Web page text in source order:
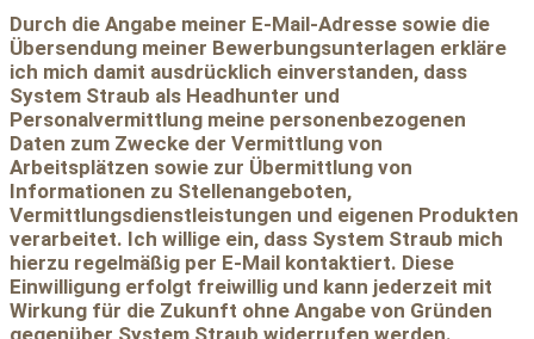
Durch die Angabe meiner E-Mail-Adresse sowie die
Übersendung meiner Bewerbungsunterlagen erkläre
ich mich damit ausdrücklich einverstanden, dass
System Straub als Headhunter und
Personalvermittlung meine personenbezogenen
Daten zum Zwecke der Vermittlung von
Arbeitsplätzen sowie zur Übermittlung von
Informationen zu Stellenangeboten,
Vermittlungsdienstleistungen und eigenen Produkten
verarbeitet. Ich willige ein, dass System Straub mich
hierzu regelmäßig per E-Mail kontaktiert. Diese
Einwilligung erfolgt freiwillig und kann jederzeit mit
Wirkung für die Zukunft ohne Angabe von Gründen
gegenüber System Straub widerrufen werden.